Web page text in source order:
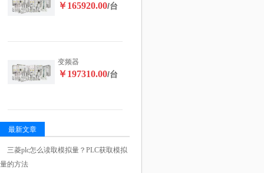
￥165920.00/台
变频器
￥197310.00/台
最新文章
三菱plc怎么读取模拟量？PLC获取模拟
量的方法